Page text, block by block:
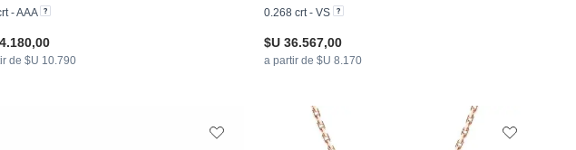
- AAA
de $U 10.790
0.268 crt - VS
$U 36.567,00
a partir de $U 8.170